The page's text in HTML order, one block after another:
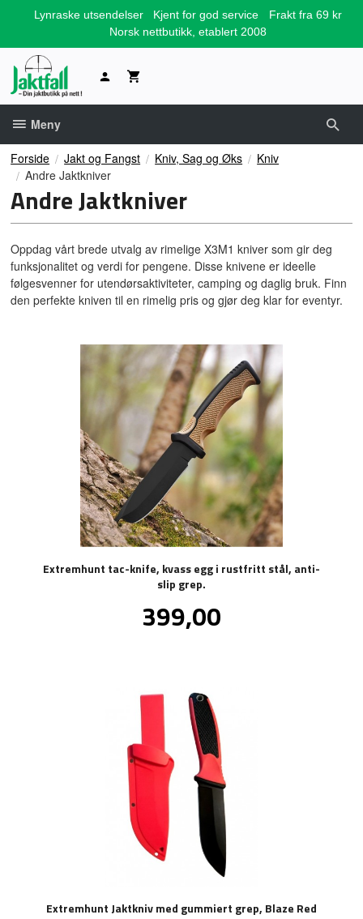
Lynraske utsendelser Kjent for god service
Frakt fra 69 kr
Norsk nettbutikk, etablert 2008
Meny
Forside Jakt og Fangst Kniv, Sag og Øks
Kniv
Andre Jaktkniver
Andre Jaktkniver
Oppdag vårt brede utvalg av rimelige X3M1 kniver som gir deg
funksjonalitet og verdi for pengene. Disse knivene er ideelle
følgesvenner for utendørsaktiviteter, camping og daglig bruk. Finn
den perfekte kniven til en rimelig pris og gjør deg klar for eventyr.
Extremhunt tac-knife, kvass egg i rustfritt stål, anti-
slip grep.
Pris
399,00
Extremhunt Jaktkniv med gummiert grep, Blaze Red